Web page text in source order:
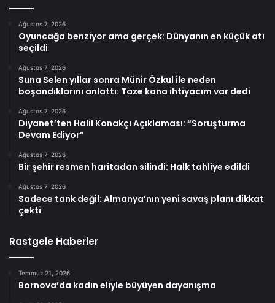
Ağustos 7, 2026
Oyuncağa benziyor ama gerçek: Dünyanın en küçük atı
seçildi
Ağustos 7, 2026
Suna Selen yıllar sonra Münir Özkul ile neden
boşandıklarını anlattı: Taze kana ihtiyacım var dedi
Ağustos 7, 2026
Diyanet’ten Halil Konakçı Açıklaması: “Soruşturma
Devam Ediyor”
Ağustos 7, 2026
Bir şehir resmen haritadan silindi: Halk tahliye edildi
Ağustos 7, 2026
Sadece tank değil: Almanya’nın yeni savaş planı dikkat
çekti
Rastgele Haberler
Temmuz 21, 2026
Bornova’da kadın eliyle büyüyen dayanışma